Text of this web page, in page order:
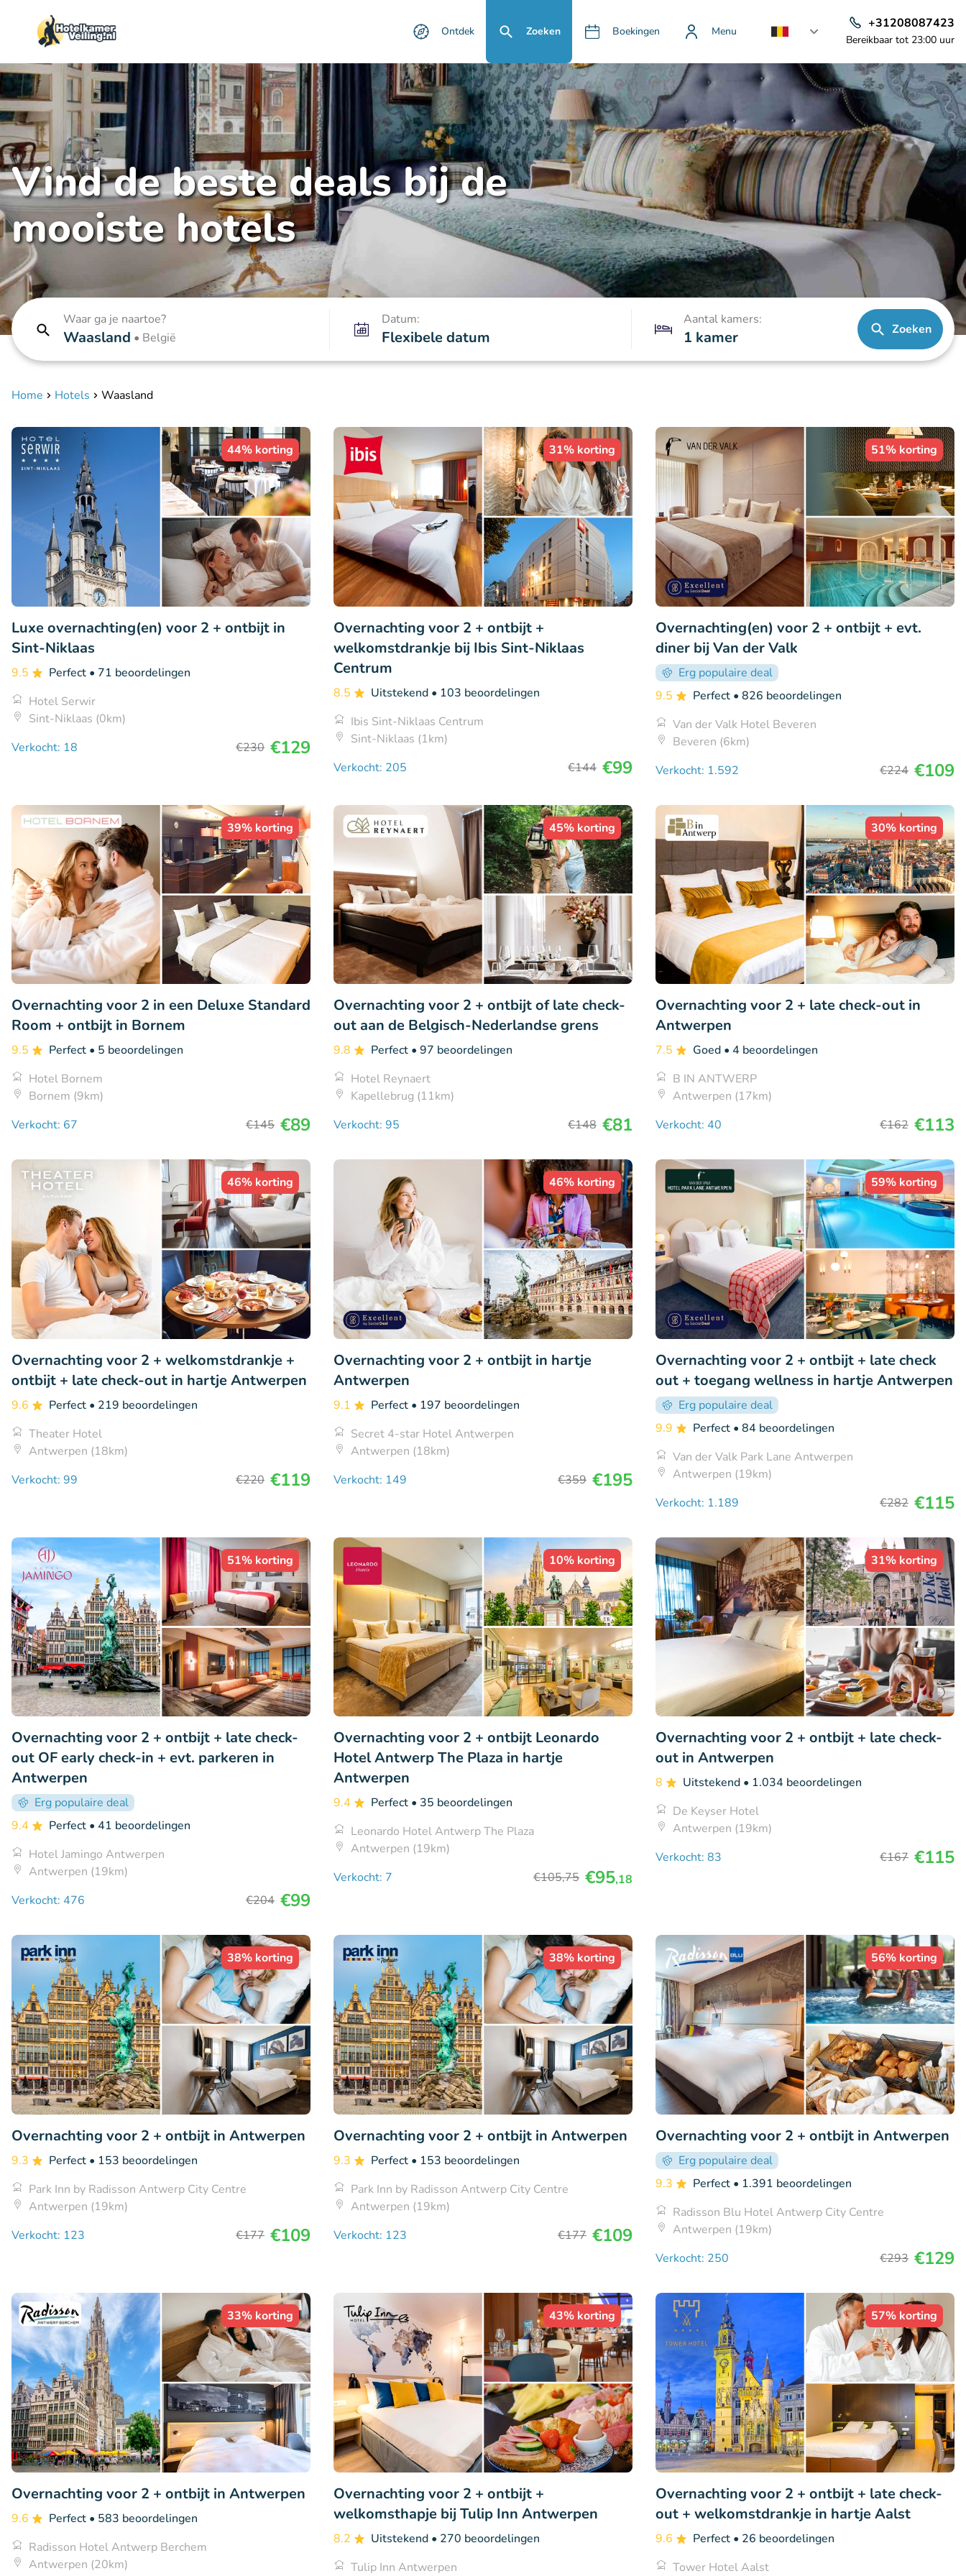
Ontdek Zoeken Boekingen Menu
+31208087423
Bereikbaar tot 23:00 uur
Vind de beste deals bij de
mooiste hotels
Waar ga je naartoe?
Waasland • België
Datum:
Flexibele datum
Aantal kamers:
1 kamer Zoeken
Home Hotels Waasland
44% korting
Luxe overnachting(en) voor 2 + ontbijt in
Sint-Niklaas
9.5 Perfect • 71 beoordelingen
Hotel Serwir
Sint-Niklaas (0km)
Verkocht: 18
€230 €129
31% korting
Overnachting voor 2 + ontbijt +
welkomstdrankje bij Ibis Sint-Niklaas
Centrum
8.5 Uitstekend • 103 beoordelingen
Ibis Sint-Niklaas Centrum
Sint-Niklaas (1km)
Verkocht: 205
€144 €99
51% korting
Overnachting(en) voor 2 + ontbijt + evt.
diner bij Van der Valk
Erg populaire deal
9.5
Perfect • 826 beoordelingen
Van der Valk Hotel Beveren
Beveren (6km)
Verkocht: 1.592
€224 €109
39% korting
Overnachting voor 2 in een Deluxe Standard
Room + ontbijt in Bornem
9.5 Perfect • 5 beoordelingen
Hotel Bornem
Bornem (9km)
Verkocht: 67
€145 €89
45% korting
Overnachting voor 2 + ontbijt of late check-
out aan de Belgisch-Nederlandse grens
9.8 Perfect • 97 beoordelingen
Hotel Reynaert
Kapellebrug (11km)
Verkocht: 95
€148 €81
30% korting
Overnachting voor 2 + late check-out in
Antwerpen
7.5 Goed • 4 beoordelingen
B IN ANTWERP
Antwerpen (17km)
Verkocht: 40
€162 €113
46% korting
Overnachting voor 2 + welkomstdrankje +
ontbijt + late check-out in hartje Antwerpen
9.6 Perfect • 219 beoordelingen
Theater Hotel
Antwerpen (18km)
Verkocht: 99
€220 €119
46% korting
Overnachting voor 2 + ontbijt in hartje
Antwerpen
9.1 Perfect • 197 beoordelingen
Secret 4-star Hotel Antwerpen
Antwerpen (18km)
Verkocht: 149
€359 €195
59% korting
Overnachting voor 2 + ontbijt + late check
out + toegang wellness in hartje Antwerpen
Erg populaire deal
9.9
Perfect • 84 beoordelingen
Van der Valk Park Lane Antwerpen
Antwerpen (19km)
Verkocht: 1.189
€282 €115
51% korting
Overnachting voor 2 + ontbijt + late check-
out OF early check-in + evt. parkeren in
Antwerpen
Erg populaire deal
9.4
Perfect • 41 beoordelingen
Hotel Jamingo Antwerpen
Antwerpen (19km)
Verkocht: 476
€204 €99
10% korting
Overnachting voor 2 + ontbijt Leonardo
Hotel Antwerp The Plaza in hartje
Antwerpen
9.4 Perfect • 35 beoordelingen
Leonardo Hotel Antwerp The Plaza
Antwerpen (19km)
Verkocht: 7
€105,75 €95,18
31% korting
Overnachting voor 2 + ontbijt + late check-
out in Antwerpen
8 Uitstekend • 1.034 beoordelingen
De Keyser Hotel
Antwerpen (19km)
Verkocht: 83
€167 €115
38% korting
Overnachting voor 2 + ontbijt in Antwerpen
9.3 Perfect • 153 beoordelingen
Park Inn by Radisson Antwerp City Centre
Antwerpen (19km)
Verkocht: 123
€177 €109
38% korting
Overnachting voor 2 + ontbijt in Antwerpen
9.3 Perfect • 153 beoordelingen
Park Inn by Radisson Antwerp City Centre
Antwerpen (19km)
Verkocht: 123
€177 €109
56% korting
Overnachting voor 2 + ontbijt in Antwerpen
Erg populaire deal
9.3
Perfect • 1.391 beoordelingen
Radisson Blu Hotel Antwerp City Centre
Antwerpen (19km)
Verkocht: 250
€293 €129
33% korting
Overnachting voor 2 + ontbijt in Antwerpen
9.6 Perfect • 583 beoordelingen
Radisson Hotel Antwerp Berchem
Antwerpen (20km)
43% korting
Overnachting voor 2 + ontbijt +
welkomsthapje bij Tulip Inn Antwerpen
8.2 Uitstekend • 270 beoordelingen
Tulip Inn Antwerpen
57% korting
Overnachting voor 2 + ontbijt + late check-
out + welkomstdrankje in hartje Aalst
9.6 Perfect • 26 beoordelingen
Tower Hotel Aalst